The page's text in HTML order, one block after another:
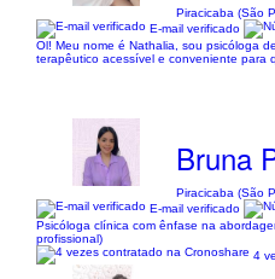
Piracicaba (São
E-mail verificado
Ol! Meu nome é Nathalia, sou psicóloga
terapêutico acessível e conveniente para
Bruna
Piracicaba (São
E-mail verificado
Psicóloga clínica com ênfase na
profissional)
4